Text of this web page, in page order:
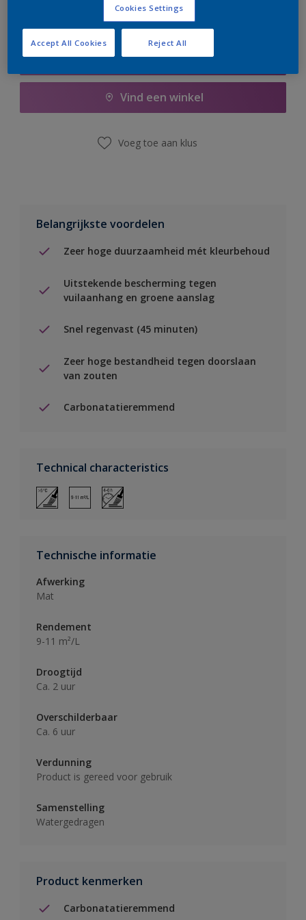
Boodschappenlijst
Vind een winkel
Voeg toe aan klus
Belangrijkste voordelen
Zeer hoge duurzaamheid mét kleurbehoud
Uitstekende bescherming tegen
vuilaanhang en groene aanslag
Snel regenvast (45 minuten)
Zeer hoge bestandheid tegen doorslaan
van zouten
Carbonatatieremmend
Technical characteristics
Technische informatie
Afwerking
Mat
Rendement
9-11 m²/L
Droogtijd
Ca. 2 uur
Overschilderbaar
Ca. 6 uur
Verdunning
Product is gereed voor gebruik
Samenstelling
Watergedragen
Product kenmerken
Carbonatatieremmend
Cookies Settings
Reject All
Accept All Cookies